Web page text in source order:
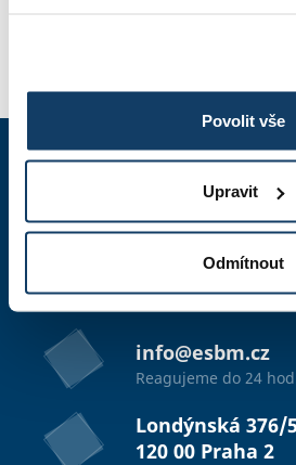
Povolit vše
Upravit
Odmítnout
+420 603 836 740
Reagujeme do 24
info@esbm.cz
Reagujeme do 24
Londýnská 376/
120 00 Praha 2